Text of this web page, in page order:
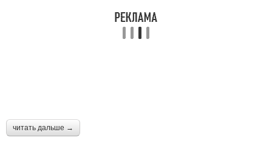
читать дальше →